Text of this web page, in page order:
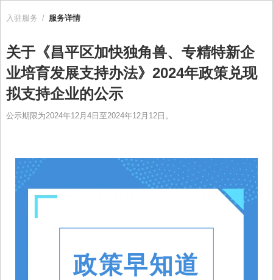
入驻服务 / 服务详情
关于《昌平区加快独角兽、专精特新企
业培育发展支持办法》2024年政策兑现
拟支持企业的公示
公示期限为2024年12月4日至2024年12月12日。
政策早知道